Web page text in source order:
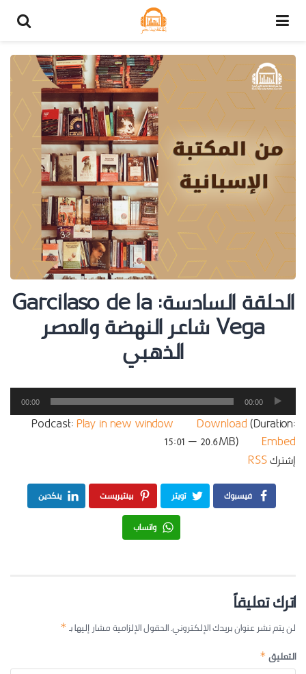
الحلقة السادسة: Garcilaso de la
Vega شاعر النهضة والعصر
الذهبي
مشغل
الصوت
00:00
00:00
Podcast: Play in new window Download(Duration:
15:01 — 20.6MB) | Embed
إشتركRSS
فيسبوك تويتر بينتيريست
ينكدين
واتساب
اترك تعليقاً
لن يتم نشر عنوان بريدك الإلكتروني.الحقول الإلزامية مشار إليها بـ *
التعليق *